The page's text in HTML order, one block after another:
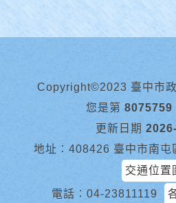
Copyright©2023 臺中市
您是第 8075759
更新日期
地址︰408426 臺中市南屯
交通位置
電話︰ 04-23811119